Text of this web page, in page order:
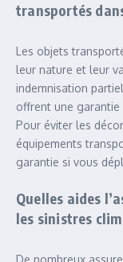
transportés
Les objets
leur nature et leur
indemnisation
offrent une
Pour éviter les
équipements
garantie si vous
Quelles aides
les sinistres
De nombreux